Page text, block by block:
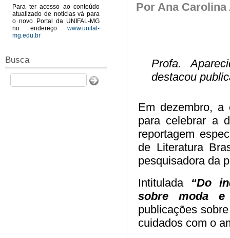
Para ter acesso ao conteúdo
atualizado de notícias vá para
o novo Portal da UNIFAL-MG
no endereço www.unifal-
mg.edu.br
Busca
Buscar
PorAna Carolina
Profa.
destacou
Em dezembro, a
para celebrar a
reportagem
de Literatura
pesquisadora da
Intitulada “Do
sobre moda e
publicações
cuidados com o